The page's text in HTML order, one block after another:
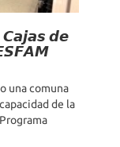
𝙙𝙚
una comuna
de la